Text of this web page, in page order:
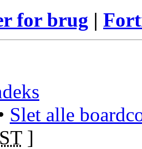
for brug |
Slet alle
]